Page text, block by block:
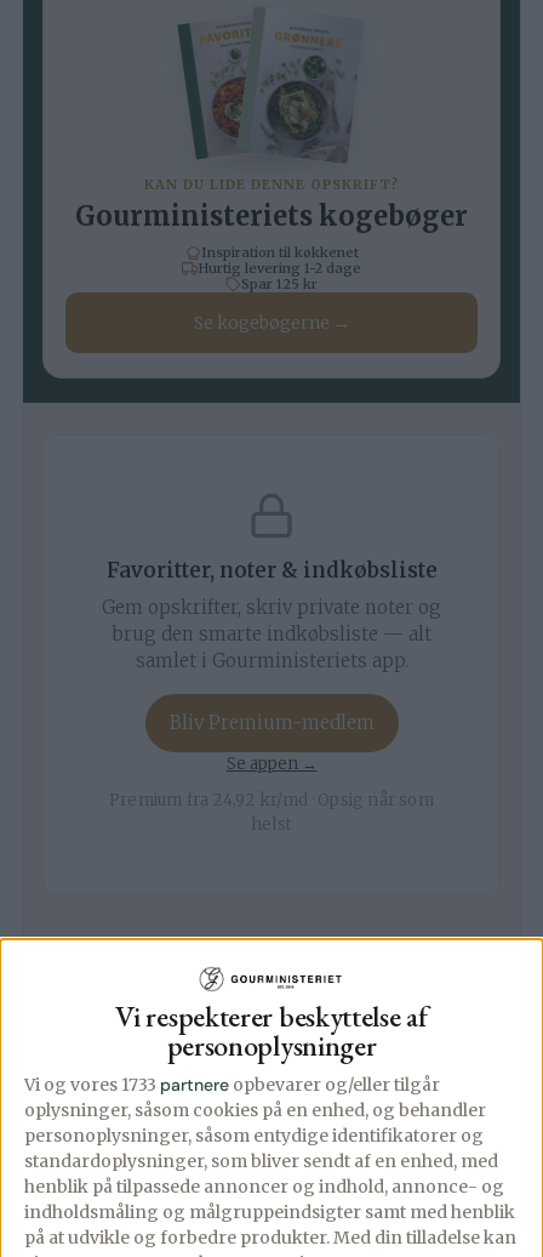
Vi respekterer beskyttelse af
personoplysninger
Vi og vores 1733 partnere opbevarer og/eller tilgår
oplysninger, såsom cookies på en enhed, og behandler
personoplysninger, såsom entydige identifikatorer og
standardoplysninger, som bliver sendt af en enhed, med
henblik på tilpassede annoncer og indhold, annonce- og
indholdsmåling og målgruppeindsigter samt med henblik
på at udvikle og forbedre produkter.Med din tilladelse kan
KAN DU LIDE DENNE OPSKRIFT?
Gourministeriets kogebøger
Inspiration til køkkenet
Hurtig levering 1-2 dage
Spar 125 kr
Se kogebøgerne →
Favoritter, noter & indkøbsliste
Gem opskrifter, skriv private noter og
brug den smarte indkøbsliste — alt
samlet i Gourministeriets app.
Bliv Premium-medlem
Se appen →
Premium fra 24,92 kr/md · Opsig når som
helst
Video af opskriften
Ingredienser
▢
1 kg
flanksteak
▢
Klaret smør
▢
Salt og evt. friskkværnet peber